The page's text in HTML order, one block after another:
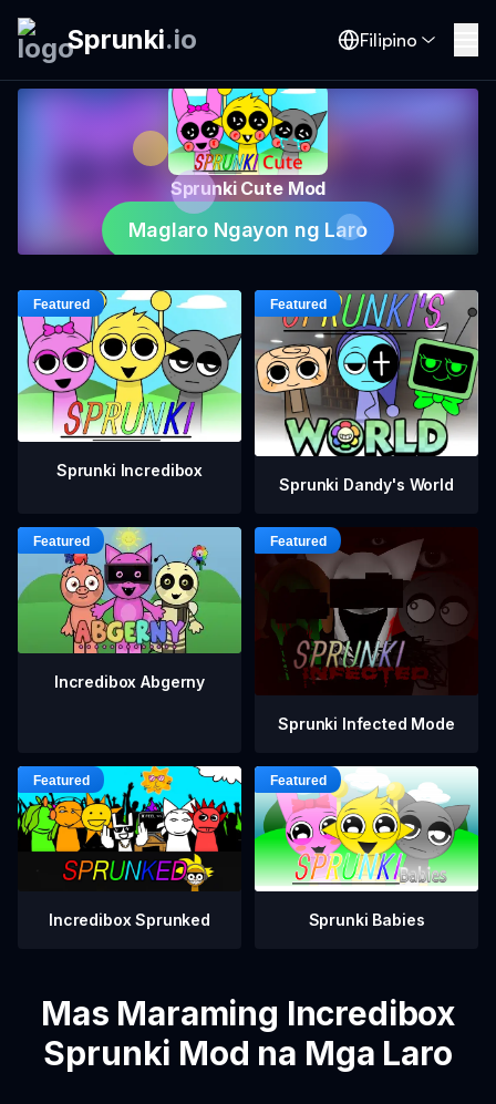
Sprunki.io Filipino
Sprunki Cute Mod
Maglaro Ngayon ng Laro
Sprunki Incredibox
Sprunki Dandy's World
Incredibox Abgerny
Sprunki Infected Mode
Incredibox Sprunked Sprunki Babies
Mas Maraming Incredibox
Sprunki Mod na Mga Laro